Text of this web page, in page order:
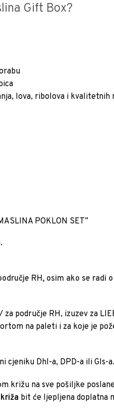
Gift Box?
lova, ribolova i kvalitetnih
POKLON SET”
RH, osim ako se radi
za područje RH, izuzev za
na paleti i za koje je
cjeniku Dhl-a, DPD-a ili Gls-a.
križu na sve pošiljke
bit će ljepljena doplatna